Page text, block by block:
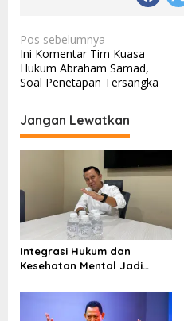
N
a
v
g
a
i
p
o
s
Pos sebelumnya
Ini Komentar Tim Kuasa
Hukum Abraham Samad,
Soal Penetapan Tersangka
Jangan Lewatkan
Integrasi Hukum dan
Kesehatan Mental Jadi
Siber